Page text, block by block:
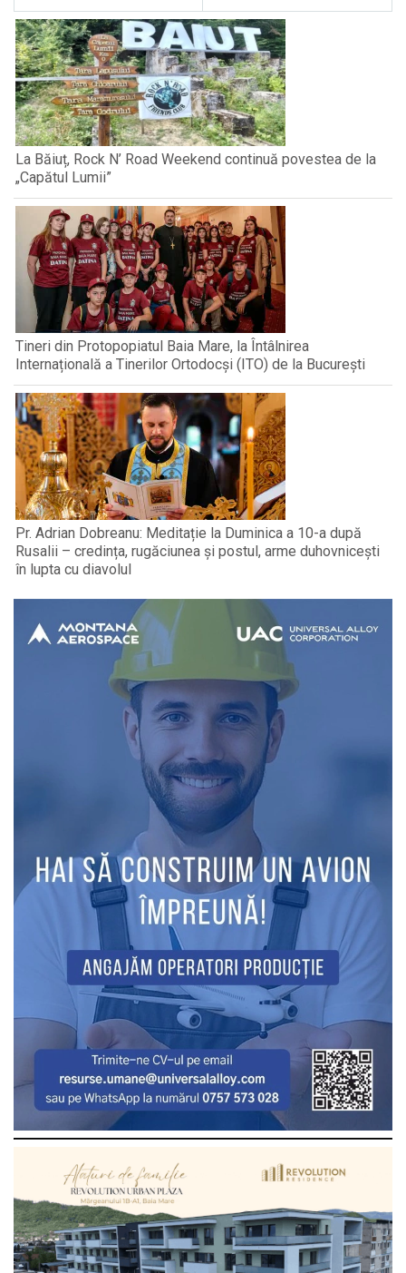
La Băiuț, Rock N’ Road Weekend continuă povestea de la
„Capătul Lumii”
Tineri din Protopopiatul Baia Mare, la Întâlnirea
Internațională a Tinerilor Ortodocși (ITO) de la București
Pr. Adrian Dobreanu: Meditație la Duminica a 10-a după
Rusalii – credința, rugăciunea și postul, arme duhovnicești
în lupta cu diavolul